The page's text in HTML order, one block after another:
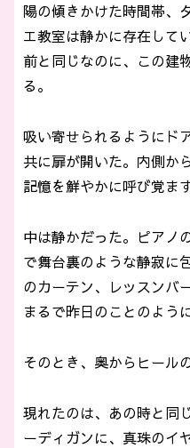
陽の傾きかけた時間帯、
エ教室は静かに存在して
前と同じなのに、この建
る。
吸い寄せられるようにド
共に扉が開いた。内側か
記憶を鮮やかに呼び覚ます
中は静かだった。ピアノ
で舞台裏のような静寂に
のカーテン、レッスンバ
まるで昨日のことのよう
そのとき、奥からヒール
現れたのは、あの時と同
ーディガンに、真珠のイ